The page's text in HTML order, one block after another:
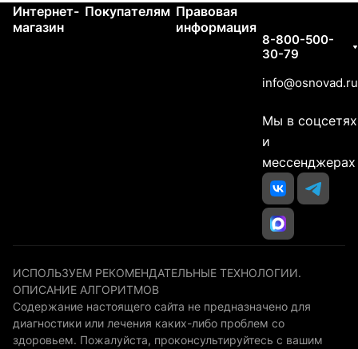
Интернет-
магазин
Покупателям Правовая
информация
8-800-500-
30-79
info@osnovad.ru
Мы в соцсетях
и
мессенджерах
ИСПОЛЬЗУЕМ РЕКОМЕНДАТЕЛЬНЫЕ ТЕХНОЛОГИИ.
ОПИСАНИЕ АЛГОРИТМОВ
Содержание настоящего сайта не предназначено для
диагностики или лечения каких-либо проблем со
здоровьем. Пожалуйста, проконсультируйтесь с вашим